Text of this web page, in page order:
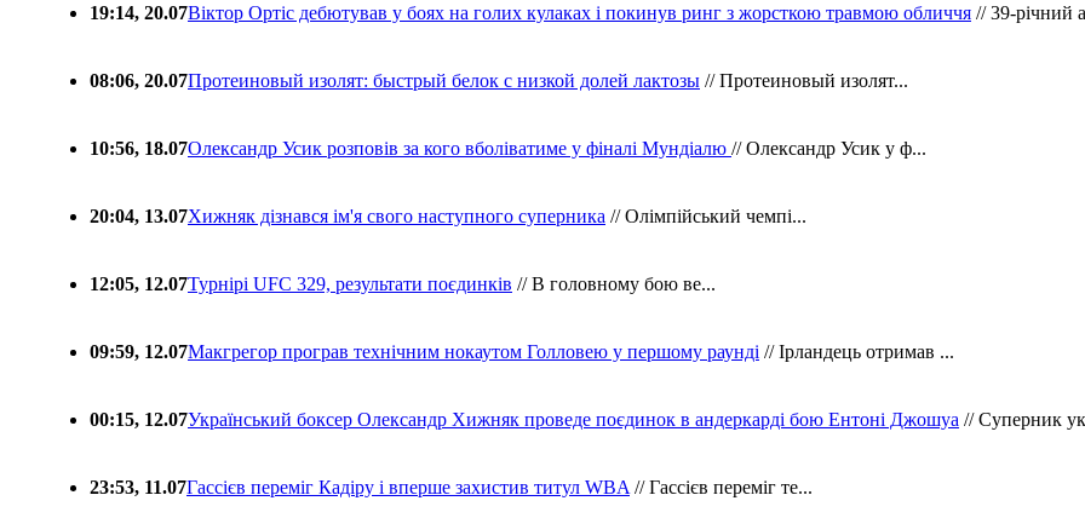
19:14, 20.07Віктор Ортіс дебютував у боях на голих кулаках і покинув ринг з жорсткою травмою обличчя // 39-річний
08:06, 20.07Протеиновый изолят: быстрый белок с низкой долей лактозы // Протеиновый изолят...
10:56, 18.07Олександр Усик розповів за кого вболіватиме у фіналі Мундіалю // Олександр Усик у ф...
20:04, 13.07Хижняк дізнався ім'я свого наступного суперника // Олімпійський чемпі...
12:05, 12.07Турнірі UFC 329, результати поєдинків // В головному бою ве...
09:59, 12.07Макгрегор програв технічним нокаутом Голловею у першому раунді // Ірландець отримав ...
00:15, 12.07Український боксер Олександр Хижняк проведе поєдинок в андеркарді бою Ентоні Джошуа // Суперник
23:53, 11.07Гассієв переміг Кадіру і вперше захистив титул WBA // Гассієв переміг те...